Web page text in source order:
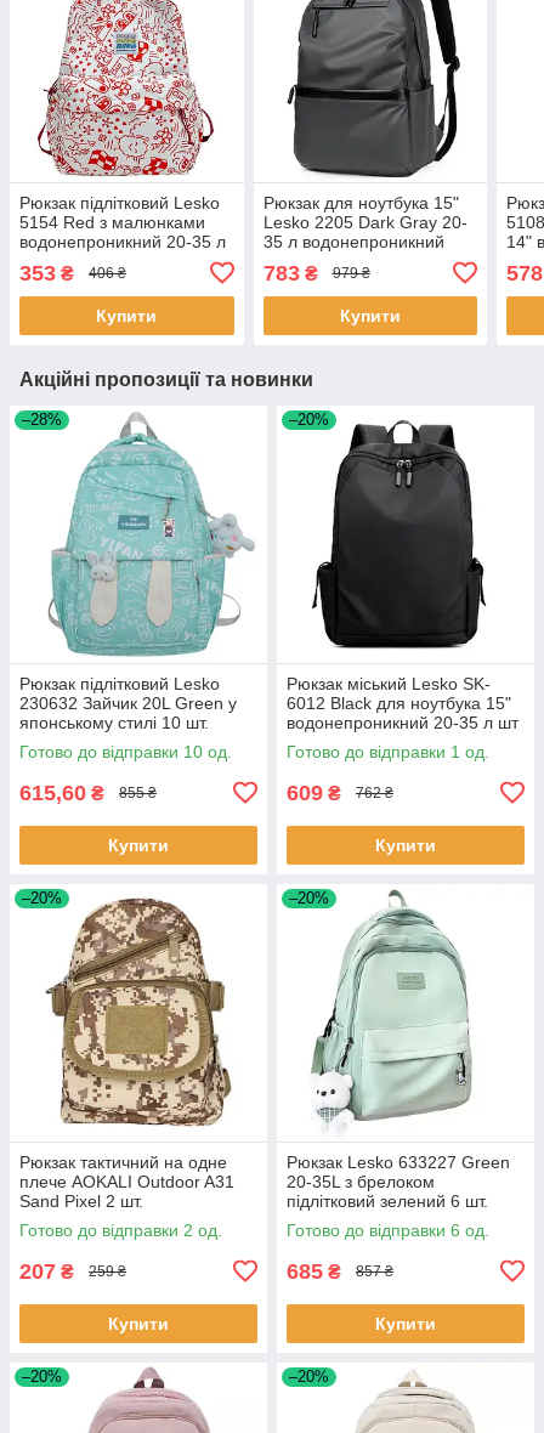
Рюкзак підлітковий Lesko
5154 Red з малюнками
водонепроникний 20-35 л
353 ₴ 406 ₴
Купити
Рюкзак для ноутбука 15"
Lesko 2205 Dark Gray 20-
35 л водонепроникний
783₴ 979 ₴
Купити
14"
578
Акційні пропозиції та новинки
–28%
Рюкзак підлітковий Lesko
230632 Зайчик 20L Green у
японському стилі 10 шт.
Готово до відправки 10 од.
615,60 ₴ 855 ₴
Купити
–20%
Рюкзак міський Lesko SK-
6012 Black для ноутбука 15"
водонепроникний 20-35 л шт
Готово до відправки 1 од.
609 ₴ 762 ₴
Купити
–20%
Рюкзак тактичний на одне
плече AOKALI Outdoor A31
Sand Pixel 2 шт.
Готово до відправки 2 од.
207 ₴ 259 ₴
Купити
–20%
Рюкзак Lesko 633227 Green
20-35L з брелоком
підлітковий зелений 6 шт.
Готово до відправки 6 од.
685 ₴ 857 ₴
Купити
–20% –20%